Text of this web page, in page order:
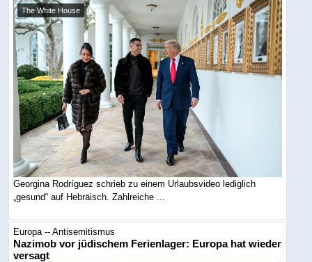
The White House
Georgina Rodríguez schrieb zu einem Urlaubsvideo lediglich
„gesund“ auf Hebräisch. Zahlreiche ...
Europa -- Antisemitismus
Nazimob vor jüdischem Ferienlager: Europa hat wieder
versagt